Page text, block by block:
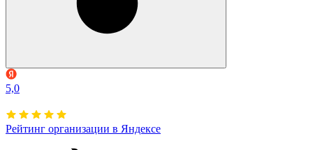
5,0
Рейтинг организации в Яндексе